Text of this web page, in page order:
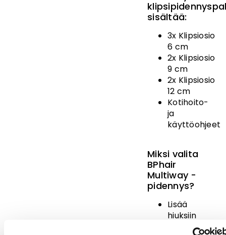
sisältää:
3x Klipsiosio
6 cm
2x Klipsiosio
9 cm
2x Klipsiosio
12 cm
Kotihoito-
ja
käyttöohjeet
Miksi valita
BPhair
Multiway -
pidennys?
Lisää
hiuksiin
pituutta,